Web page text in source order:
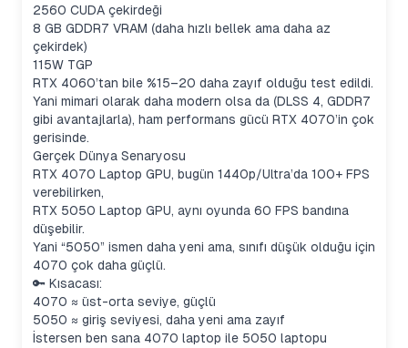
2560 CUDA çekirdeği
8 GB GDDR7 VRAM (daha hızlı bellek ama daha az
çekirdek)
115W TGP
RTX 4060’tan bile %15–20 daha zayıf olduğu test edildi.
Yani mimari olarak daha modern olsa da (DLSS 4, GDDR7
gibi avantajlarla), ham performans gücü RTX 4070’in çok
gerisinde.
Gerçek Dünya Senaryosu
RTX 4070 Laptop GPU, bugün 1440p/Ultra’da 100+ FPS
verebilirken,
RTX 5050 Laptop GPU, aynı oyunda 60 FPS bandına
düşebilir.
Yani “5050” ismen daha yeni ama, sınıfı düşük olduğu için
4070 çok daha güçlü.
🔑 Kısacası:
4070 ≈ üst-orta seviye, güçlü
5050 ≈ giriş seviyesi, daha yeni ama zayıf
İstersen ben sana 4070 laptop ile 5050 laptopu